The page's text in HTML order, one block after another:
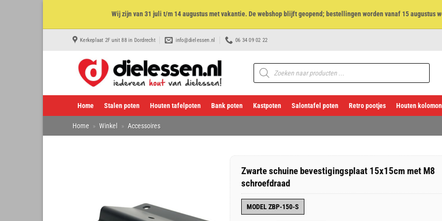
Wij zijn van 31 juli t/m 14 augustus met vakantie. De webshop blijft geopend; bestellingen worden vanaf 15 augustus
Kerkeplaat 2F unit 88 in Dordrecht info@dielessen.nl 06 34 09 02 22
Producten
zoeken
Home Stalen poten Houten tafelpoten Bank poten Kastpoten Salontafel poten Retro pootjes Houten
Home » Winkel » Accessoires
Zwarte schuine bevestigingsplaat 15x15cm met M8
schroefdraad
MODEL ZBP-150-S